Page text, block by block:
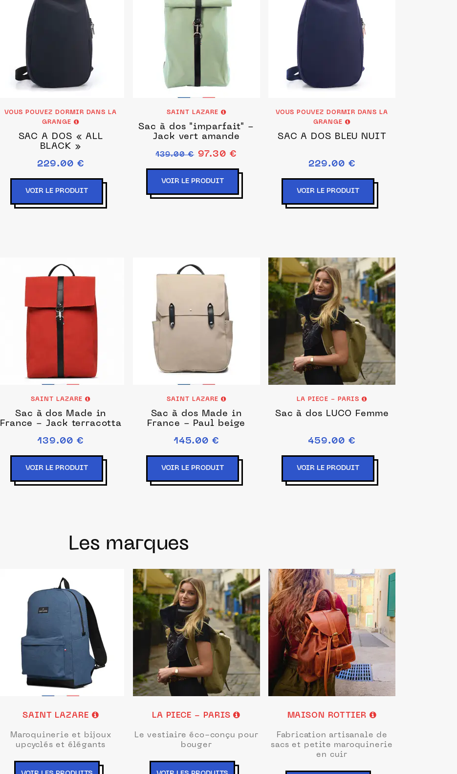
VOUS POUVEZ DORMIR DANS LA
GRANGE
SAC À DOS « ALL
BLACK »
229.00 €
VOIR LE PRODUIT
SAINT LAZARE
Sac à dos "imparfait" -
Jack vert amande
139.00 € 97.30 €
VOIR LE PRODUIT
VOUS POUVEZ DORMIR DANS LA
GRANGE
SAC À DOS BLEU NUIT
229.00 €
VOIR LE PRODUIT
SAINT LAZARE
Sac à dos Made in
France - Jack terracotta
139.00 €
VOIR LE PRODUIT
SAINT LAZARE
Sac à dos Made in
France - Paul beige
145.00 €
VOIR LE PRODUIT
LA PIECE - PARIS
Sac à dos LUCO Femme
459.00 €
VOIR LE PRODUIT
Les marques
SAINT LAZARE
Maroquinerie et bijoux
upcyclés et élégants
LA PIECE - PARIS
Le vestiaire éco-conçu pour
bouger
MAISON ROTTIER
Fabrication artisanale de
sacs et petite maroquinerie
en cuir